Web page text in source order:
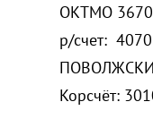
ОКТМО
р/счет:
Корсчёт: